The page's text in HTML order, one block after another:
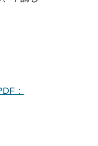
：